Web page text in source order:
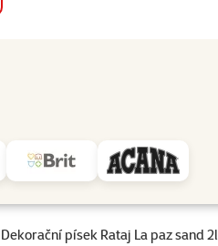
Dekorační písek Rataj La paz sand 2l